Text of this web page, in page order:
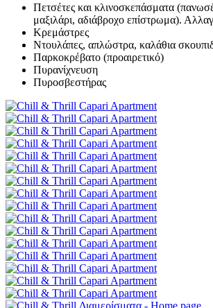
Πετσέτες και κλινοσκεπάσματα
μαξιλάρι, αδιάβροχο επίστρωμα).
Κρεμάστρες
Ντουλάπες, απλώστρα, καλάθια
Παρκοκρέβατο (προαιρετικό)
Πυρανίχνευση
Πυροσβεστήρας